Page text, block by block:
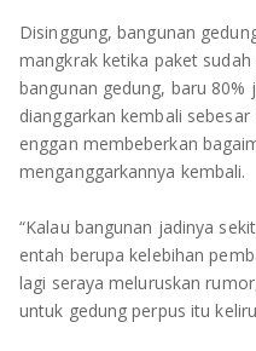
Disinggung, bangunan
mangkrak ketika paket
bangunan gedung, baru 80%
dianggarkan kembali
enggan membeberkan
menganggarkannya kembali.
“Kalau bangunan jadinya
entah berupa kelebihan
lagi seraya meluruskan
untuk gedung perpus itu